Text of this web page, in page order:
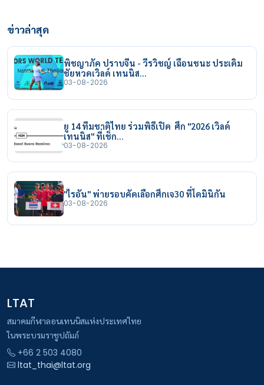
ข่าวล่าสุด
พิชญาภัค ปราบจีน - วีรวิชญ์ เฉือนชนะ ประเดิม
ชัยหวดเวิลด์ เทนนิส…
03-08-2026
ยู 14 ทีมชาติไทย ร่วมพิธีเปิด ศึก "2026 เวิลด์
เทนนิส" ที่เช็ก…
03-08-2026
"ไรอัน" พ่ายรอบคัดเลือกศึกเจ30 ที่โดมินิกัน
03-08-2026
LTAT
สมาคมกีฬาลอนเทนนิสแห่งประเทศไทย
ในพระบรมราชูปถัมภ์
+66 2 503 4080
ltat_thai@ltat.org